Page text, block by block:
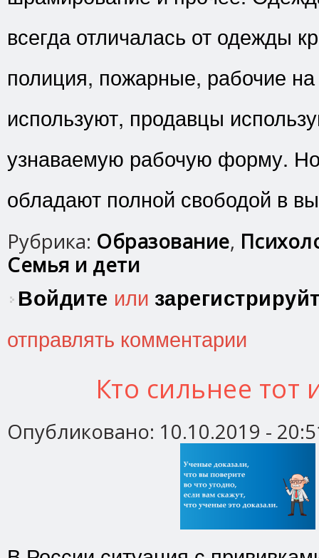
всегда отличалась от одежды
полиция, пожарные, рабочие на
используют, продавцы
узнаваемую рабочую форму.
обладают полной свободой в
Рубрика: Образование,
Семья и дети
Войдите или
отправлять комментарии
Кто сильнее тот
Опубликовано: 10.10.2019 -